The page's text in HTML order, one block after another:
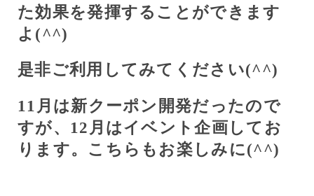
た効果を発揮することができます
よ(^^)
是非ご利用してみてください(^^)
11 月は新クーポン開発だったので
すが、 12 月はイベント企画してお
ります。こちらもお楽しみに(^^)